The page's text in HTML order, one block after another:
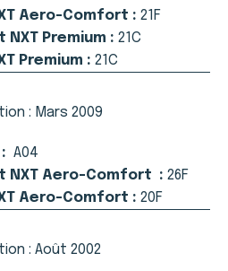
Aero-Comfort : 21F
Premium : 21C
Premium : 21C
: Mars 2009
A04
NXT Aero-Comfort : 26F
Aero-Comfort : 20F
: Août 2002